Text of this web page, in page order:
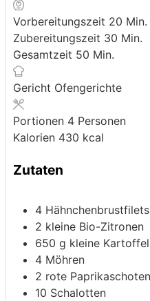
Vorbereitungszeit 20 Min.
Zubereitungszeit 30 Min.
Gesamtzeit 50 Minuten
Min.
Gericht Ofengerichte
Portionen 4 Personen
Kalorien 430 kcal
Zutaten
4 Hähnchenbrustfilets
2 kleine Bio-Zitronen
650 g kleine
4 Möhren
2 rote Paprikaschoten
10 Schalotten